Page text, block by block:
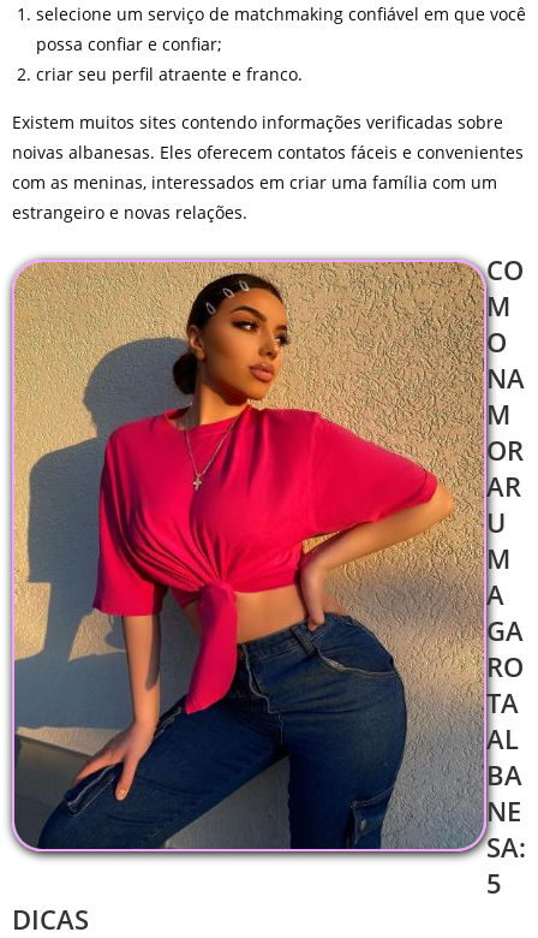
selecione um serviço de matchmaking confiável em que você
possa confiar e confiar;
criar seu perfil atraente e franco.
Existem muitos sites contendo informações verificadas sobre
noivas albanesas. Eles oferecem contatos fáceis e convenientes
com as meninas, interessados em criar uma família com um
estrangeiro e novas relações.
CO
M
O
NA
M
OR
AR
U
M
A
GA
RO
TA
AL
BA
NE
SA:
5
DICAS